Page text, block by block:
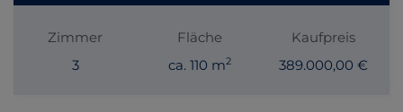
Zimmer
3
Fläche
ca. 110 m2
Kaufpreis
389.000,00 €